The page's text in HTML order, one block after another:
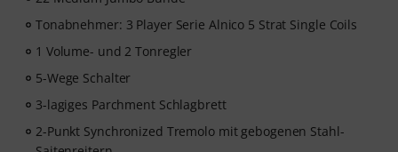
Tonabnehmer: 3 Player Serie Alnico 5 Strat Single Coils
1 Volume- und 2 Tonregler
5-Wege Schalter
3-lagiges Parchment Schlagbrett
2-Punkt Synchronized Tremolo mit gebogenen Stahl-